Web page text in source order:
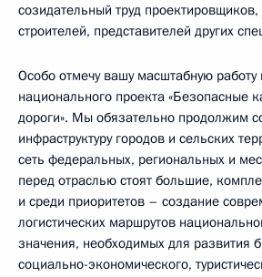
созидательный труд
строителей, представителей других
Особо отмечу вашу масштабную работу
национального проекта «Безопасные
дороги». Мы обязательно продолжим
инфраструктуру городов и сельских
сеть федеральных, региональных и
перед отраслью стоят большие,
и среди приоритетов – создание
логистических маршрутов
значения, необходимых для развития
социально-экономического,